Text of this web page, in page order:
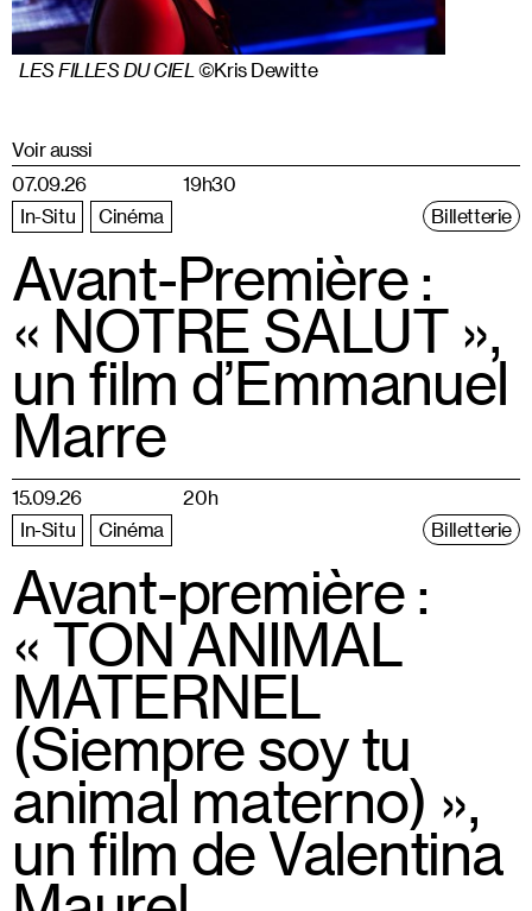
LES FILLES DU CIEL ©Kris Dewitte
Voir aussi
07.09.26
19h30
In-Situ
Cinéma Billetterie
Avant-Première :
« NOTRE SALUT »,
un film d’Emmanuel
Marre
15.09.26
20h
In-Situ
Cinéma Billetterie
Avant-première :
« TON ANIMAL
MATERNEL
(Siempre soy tu
animal materno) »,
un film de Valentina